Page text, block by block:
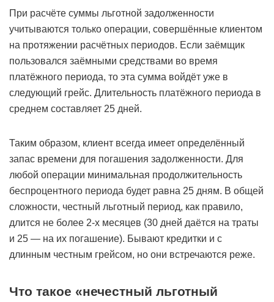
При расчёте суммы льготной задолженности
учитываются только операции, совершённые клиентом
на протяжении расчётных периодов. Если заёмщик
пользовался заёмными средствами во время
платёжного периода, то эта сумма войдёт уже в
следующий грейс. Длительность платёжного периода в
среднем составляет 25 дней.
Таким образом, клиент всегда имеет определённый
запас времени для погашения задолженности. Для
любой операции минимальная продолжительность
беспроцентного периода будет равна 25 дням. В общей
сложности, честный льготный период, как правило,
длится не более 2-х месяцев (30 дней даётся на траты
и 25 — на их погашение). Бывают кредитки и с
длинным честным грейсом, но они встречаются реже.
Что такое «нечестный льготный